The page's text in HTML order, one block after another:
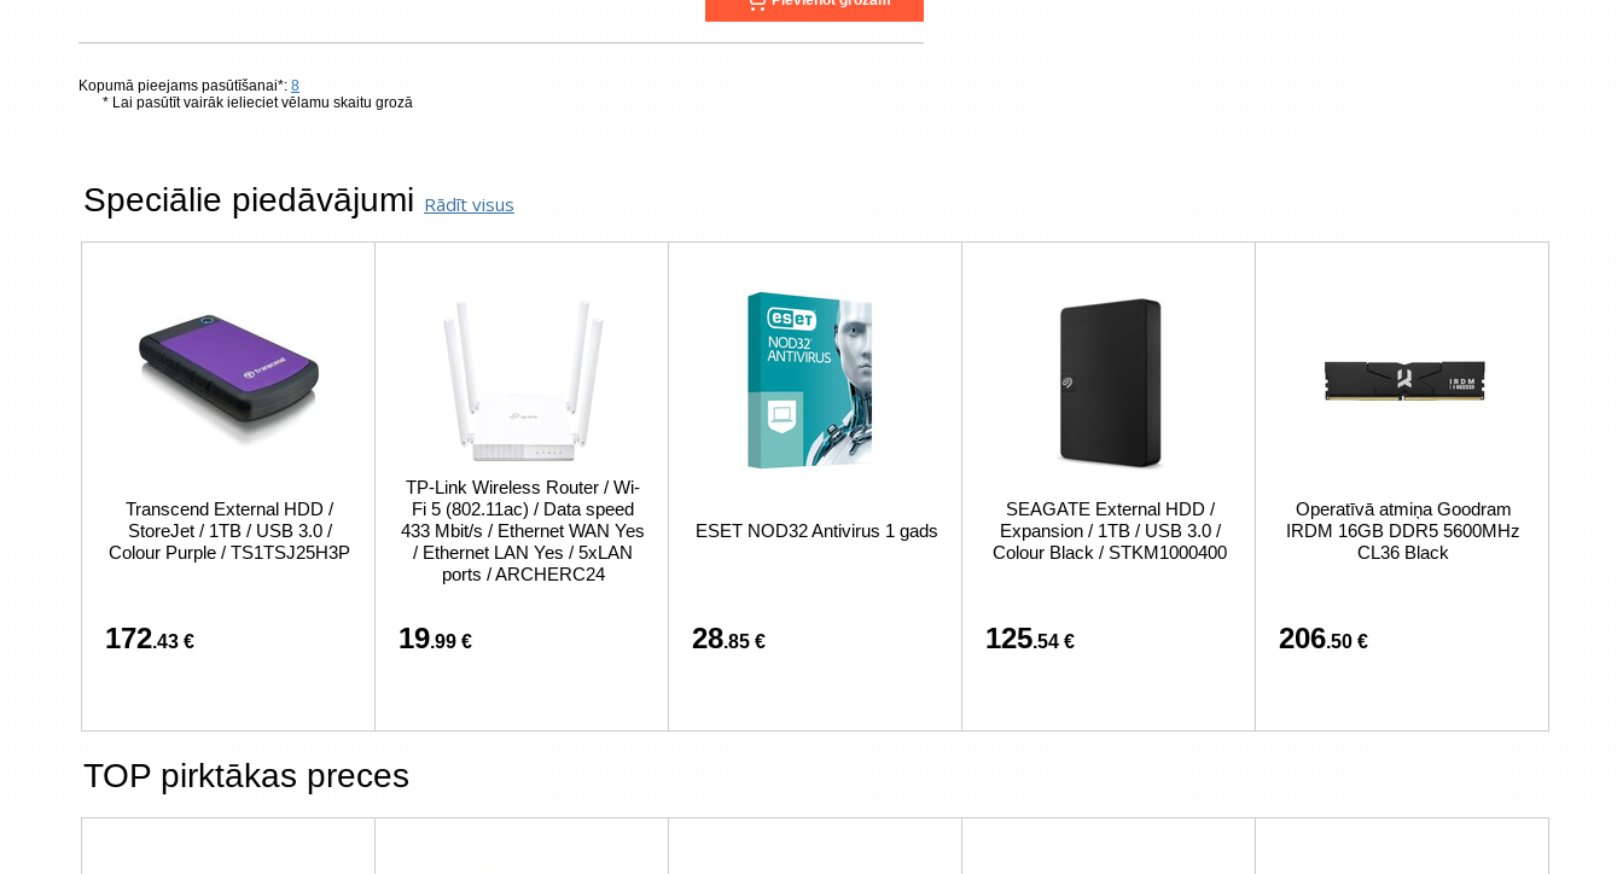
Kopumā pieejams pasūtīšanai*: 8
* Lai pasūtīt vairāk ielieciet vēlamu skaitu grozā
Speciālie piedāvājumi Rādīt visus
Transcend External HDD /
StoreJet / 1TB / USB 3.0 /
Colour Purple / TS1TSJ25H3P
172.43 €
TP-Link Wireless Router / Wi-
Fi 5 (802.11ac) / Data speed
433 Mbit/s / Ethernet WAN Yes
/ Ethernet LAN Yes / 5xLAN
ports / ARCHERC24
19.99 €
ESET NOD32 Antivirus 1 gads
28.85 €
SEAGATE External HDD /
Expansion / 1TB / USB 3.0 /
Colour Black / STKM1000400
125.54 €
Operatīvā atmiņa Goodram
IRDM 16GB DDR5 5600MHz
CL36 Black
206.50 €
TOP pirktākas preces